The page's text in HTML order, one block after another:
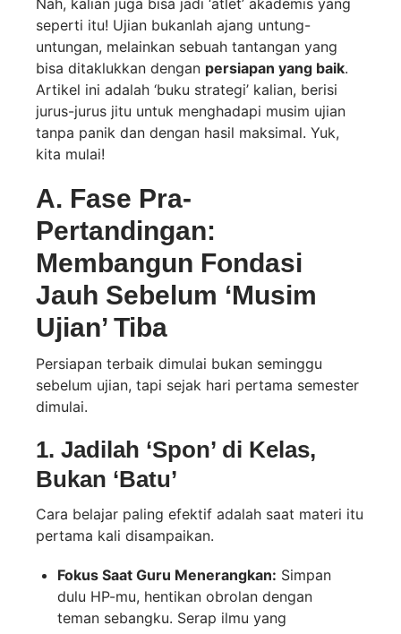
Nah, kalian juga bisa jadi ‘atlet’ akademis yang
seperti itu! Ujian bukanlah ajang untung-
untungan, melainkan sebuah tantangan yang
bisa ditaklukkan dengan persiapan yang baik.
Artikel ini adalah ‘buku strategi’ kalian, berisi
jurus-jurus jitu untuk menghadapi musim ujian
tanpa panik dan dengan hasil maksimal. Yuk,
kita mulai!
A. Fase Pra-
Pertandingan:
Membangun Fondasi
Jauh Sebelum ‘Musim
Ujian’ Tiba
Persiapan terbaik dimulai bukan seminggu
sebelum ujian, tapi sejak hari pertama semester
dimulai.
1. Jadilah ‘Spon’ di Kelas,
Bukan ‘Batu’
Cara belajar paling efektif adalah saat materi itu
pertama kali disampaikan.
Fokus Saat Guru Menerangkan: Simpan
dulu HP-mu, hentikan obrolan dengan
teman sebangku. Serap ilmu yang